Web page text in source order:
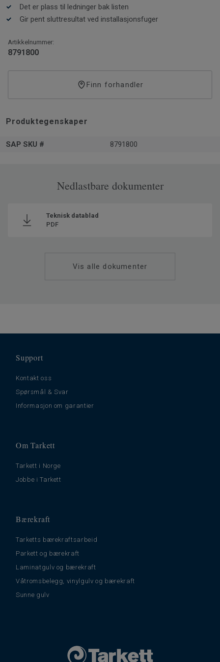
Det er plass til ledninger bak listen
Gir pent sluttresultat ved installasjonsfuger
Artikkelnummer:
8791800
Finn forhandler
Produktegenskaper
SAP SKU # 8791800
Nedlastbare dokumenter
Teknisk datablad
PDF
Vis alle dokumenter
Support
Kontakt oss
Spørsmål & Svar
Informasjon om garantier
Om Tarkett
Tarkett i Norge
Jobbe i Tarkett
Bærekraft
Tarketts bærekraftsarbeid
Parkett og bærekraft
Laminatgulv og bærekraft
Våtromsbelegg, vinylgulv og bærekraft
Sunne gulv